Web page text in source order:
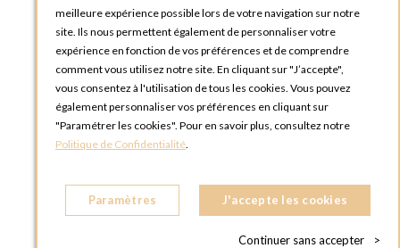
OPTIONS LUXEMBOURG
13 rue Paul Rischard
5324 Contern
LUXEMBOURG
BOUTIQUE OPTIONS LUXEMBOURG
L - 1842 HOWALD LUXEMBOURG
meilleure expérience possible lors de votre navigation sur notre
site. Ils nous permettent également de personnaliser votre
expérience en fonction de vos préférences et de comprendre
comment vous utilisez notre site. En cliquant sur "J’accepte",
vous consentez à l'utilisation de tous les cookies. Vous pouvez
également personnaliser vos préférences en cliquant sur
"Paramétrer les cookies". Pour en savoir plus, consultez notre
Politique de Confidentialité.
Paramètres J'accepte les cookies
Continuer sans accepter >